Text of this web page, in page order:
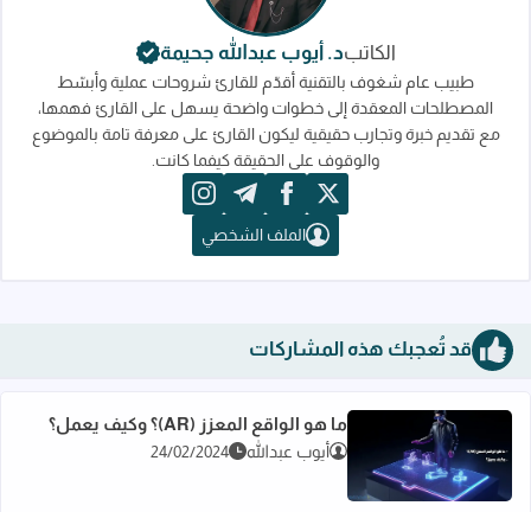
الكاتبد. أيوب عبدالله جحيمة
طبيب عام شغوف بالتقنية أقدّم للقارئ شروحات عملية وأبسّط
المصطلحات المعقدة إلى خطوات واضحة يسهل على القارئ فهمها،
مع تقديم خبرة وتجارب حقيقية ليكون القارئ على معرفة تامة بالموضوع
والوقوف على الحقيقة كيفما كانت.
x
facebook
telegram
instagram
الملف الشخصي
قد تُعجبك هذه المشاركات
اقرأ المزيد عن ما هو الواقع المعزز (AR)؟ وكيف يعمل؟
ما هو الواقع المعزز (AR)؟ وكيف يعمل؟
أيوب عبدالله 24/02/2024